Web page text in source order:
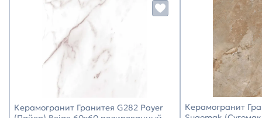
Керамогранит Гранитея G282 Payer
Керамогранит